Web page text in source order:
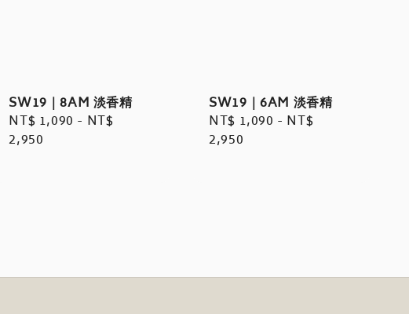
SW19｜8AM 淡香精
Regular
price
NT$ 1,090 - NT$
2,950
SW19｜6AM 淡香精
Regular
price
NT$ 1,090 - NT$
2,950